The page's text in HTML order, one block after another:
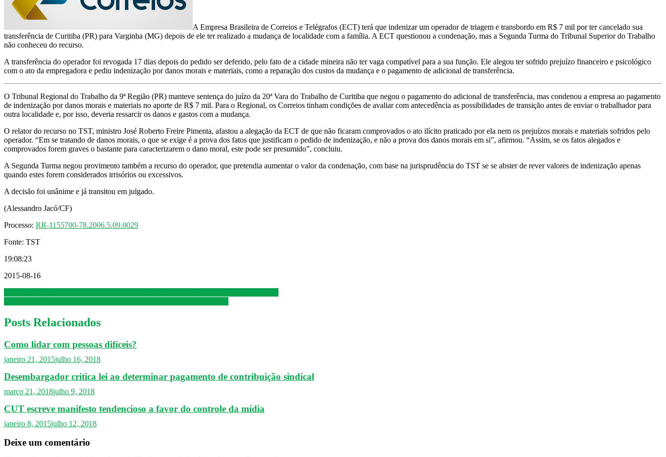
transferência
de
após
sua
com
a
família
A Empresa Brasileira de Correios e Telégrafos (ECT) terá que indenizar um operador de triagem e transbordo em R$ 7 mil por ter cancelado sua
transferência de Curitiba (PR) para Varginha (MG) depois de ele ter realizado a mudança de localidade com a família. A ECT questionou a condenação, mas a Segunda Turma do Tribunal Superior do Trabalho
não conheceu do recurso.
A transferência do operador foi revogada 17 dias depois do pedido ser deferido, pelo fato de a cidade mineira não ter vaga compatível para a sua função. Ele alegou ter sofrido prejuízo financeiro e psicológico
com o ato da empregadora e pediu indenização por danos morais e materiais, como a reparação dos custos da mudança e o pagamento de adicional de transferência.
O Tribunal Regional do Trabalho da 9ª Região (PR) manteve sentença do juízo da 20ª Vara do Trabalho de Curitiba que negou o pagamento do adicional de transferência, mas condenou a empresa ao pagamento
de indenização por danos morais e materiais no aporte de R$ 7 mil. Para o Regional, os Correios tinham condições de avaliar com antecedência as possibilidades de transição antes de enviar o trabalhador para
outra localidade e, por isso, deveria ressarcir os danos e gastos com a mudança.
O relator do recurso no TST, ministro José Roberto Freire Pimenta, afastou a alegação da ECT de que não ficaram comprovados o ato ilícito praticado por ela nem os prejuízos morais e materiais sofridos pelo
operador. “Em se tratando de danos morais, o que se exige é a prova dos fatos que justificam o pedido de indenização, e não a prova dos danos morais em si”, afirmou. “Assim, se os fatos alegados e
comprovados forem graves o bastante para caracterizarem o dano moral, este pode ser presumido”, concluiu.
A Segunda Turma negou provimento também a recurso do operador, que pretendia aumentar o valor da condenação, com base na jurisprudência do TST se se abster de rever valores de indenização apenas
quando estes forem considerados irrisórios ou excessivos.
A decisão foi unânime e já transitou em julgado.
(Alessandro Jacó/CF)
Processo: RR-1155700-78.2006.5.09.0029
Fonte: TST
19:08:23
2015-08-16
Navegação
de
Post
Posts Relacionados
Como lidar com pessoas difíceis?
janeiro 21, 2015julho 16, 2018
Desembargador critica lei ao determinar pagamento de contribuição sindical
março 21, 2018julho 9, 2018
CUT escreve manifesto tendencioso a favor do controle da mídia
janeiro 8, 2015julho 12, 2018
Deixe um comentário